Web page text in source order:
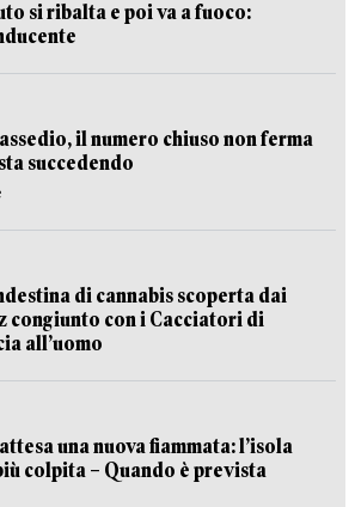
si ribalta e poi va a fuoco:
il numero chiuso non ferma
succedendo
di cannabis scoperta dai
congiunto con i Cacciatori di
all’uomo
una nuova fiammata: l’isola
colpita – Quando è prevista